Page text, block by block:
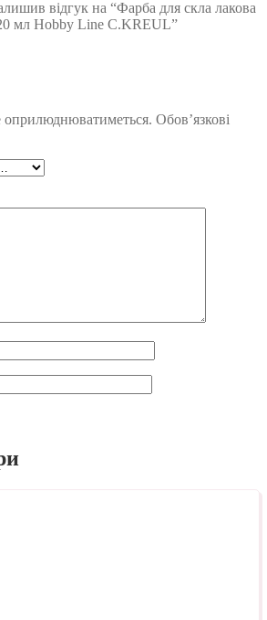
відгук на “Фарба для скла лакова
мл Hobby Line C.KREUL”
оприлюднюватиметься. Обов’язкові